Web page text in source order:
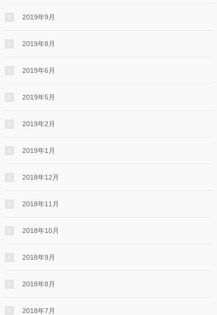
2019年9月
2019年8月
2019年6月
2019年5月
2019年2月
2019年1月
2018年12月
2018年11月
2018年10月
2018年9月
2018年8月
2018年7月